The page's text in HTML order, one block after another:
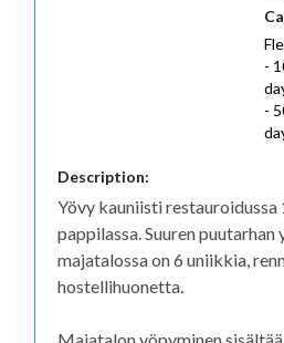
-
-
Description:
Yövy kauniisti restauroidussa
pappilassa. Suuren puutarhan
majatalossa on 6 uniikkia,
hostellihuonetta.